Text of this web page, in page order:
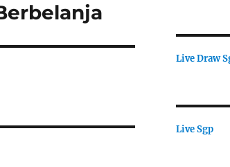
Live Draw
Live Sgp